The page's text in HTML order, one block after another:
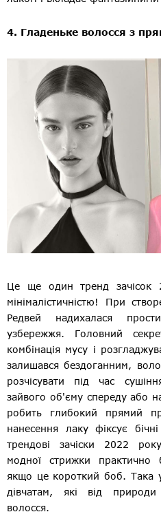
4. Гладеньке волосся з
Це ще один тренд зачісок
мінімалістичністю! При
Редвей надихалася
узбережжя. Головний
комбінація мусу і
залишався бездоганним,
розчісувати під час
зайвого об'єму спереду або
робить глибокий прямий
нанесення лаку фіксує
трендові зачіски 2022
модної стрижки практично
якщо це короткий боб. Така
дівчатам, які від
волосся.